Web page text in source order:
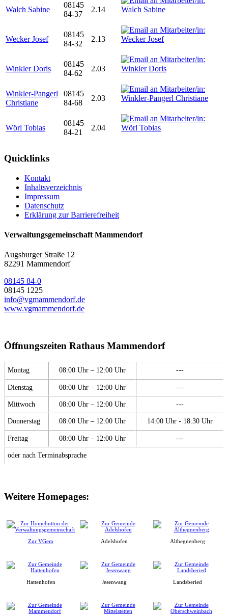
Walch Sabine
08145
84-37
2.14
Wecker Josef
08145
84-32
2.13
Winkler Doris
08145
84-62
2.03
Winkler-Pangerl
Christiane
08145
84-68
2.03
Wörl Tobias
08145
84-21
2.04
Quicklinks
Kontakt
Inhaltsverzeichnis
Impressum
Datenschutz
Erklärung zur Barrierefreiheit
Verwaltungsgemeinschaft Mammendorf
Augsburger Straße 12
82291 Mammendorf
08145 84-0
08145 1225
info@vgmammendorf.de
www.vgmammendorf.de
Öffnungszeiten Rathaus Mammendorf
Montag 08:00 Uhr – 12:00 Uhr ---
Dienstag 08:00 Uhr – 12:00 Uhr ---
Mittwoch 08:00 Uhr – 12:00 Uhr ---
Donnerstag 08:00 Uhr – 12:00 Uhr 14:00 Uhr - 18:30 Uhr
Freitag 08:00 Uhr – 12:00 Uhr ---
oder nach Terminabsprache
Weitere Homepages:
Zur VGem Adelshofen Althegnenberg
Hattenhofen Jesenwang Landsberied